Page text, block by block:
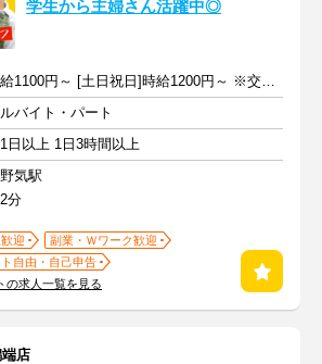
学生から主婦さん活躍中◎
時給1100円～ [土日祝日]時給1200円～ ※交通費支給
バイト・パート
日以上 1日3時間以上
気駅
分
迎
副業・Ｗワーク歓迎
自由・自己申告
の求人一覧を見る
店